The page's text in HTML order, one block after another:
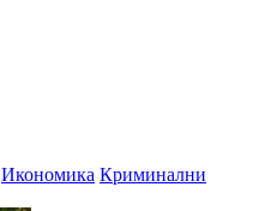
Икономика Криминални